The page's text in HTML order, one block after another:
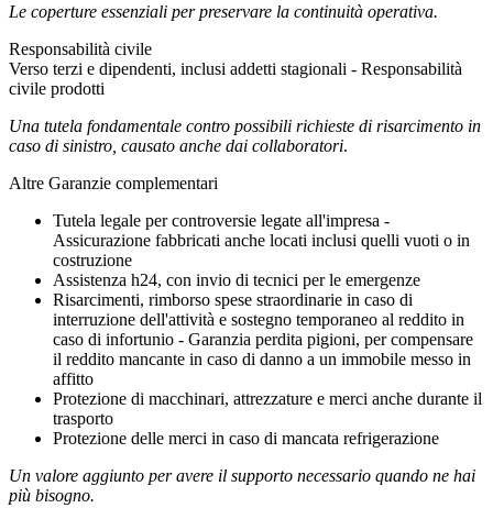
Le coperture essenziali per preservare la continuità operativa.
Responsabilità civile
Verso terzi e dipendenti, inclusi addetti stagionali - Responsabilità
civile prodotti
Una tutela fondamentale contro possibili richieste di risarcimento in
caso di sinistro, causato anche dai collaboratori.
Altre Garanzie complementari
Tutela legale per controversie legate all'impresa -
Assicurazione fabbricati anche locati inclusi quelli vuoti o in
costruzione
Assistenza h24, con invio di tecnici per le emergenze
Risarcimenti, rimborso spese straordinarie in caso di
interruzione dell'attività e sostegno temporaneo al reddito in
caso di infortunio - Garanzia perdita pigioni, per compensare
il reddito mancante in caso di danno a un immobile messo in
affitto
Protezione di macchinari, attrezzature e merci anche durante il
trasporto
Protezione delle merci in caso di mancata refrigerazione
Un valore aggiunto per avere il supporto necessario quando ne hai
più bisogno.